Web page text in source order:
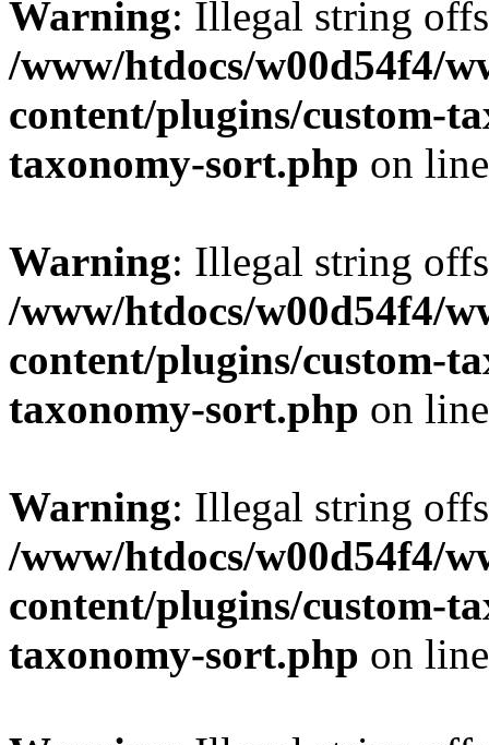
Warning: Illegal string
/www/htdocs/w00d54f4/
content/plugins/custom-
taxonomy-sort.php on
Warning: Illegal string
/www/htdocs/w00d54f4/
content/plugins/custom-
taxonomy-sort.php on
Warning: Illegal string
/www/htdocs/w00d54f4/
content/plugins/custom-
taxonomy-sort.php on